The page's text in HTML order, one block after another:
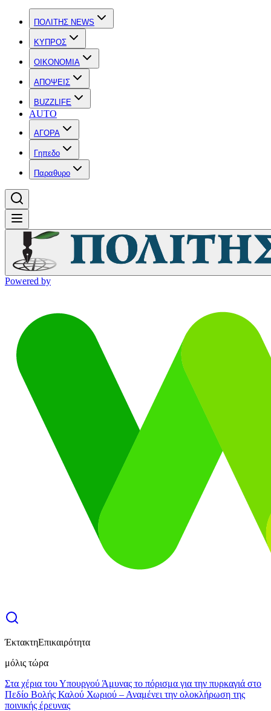
ΠΟΛΙΤΗΣ NEWS
ΚΥΠΡΟΣ
OIKONOMIA
ΑΠΟΨΕΙΣ
BUZZLIFE
AUTO
ΑΓΟΡΑ
Γηπεδο
Παραθυρο
Powered by
ΈκτακτηΕπικαιρότητα
μόλις τώρα
Στα χέρια του Υπουργού Άμυνας το πόρισμα για την πυρκαγιά στο
Πεδίο Βολής Καλού Χωριού – Αναμένει την ολοκλήρωση της
ποινικής έρευνας